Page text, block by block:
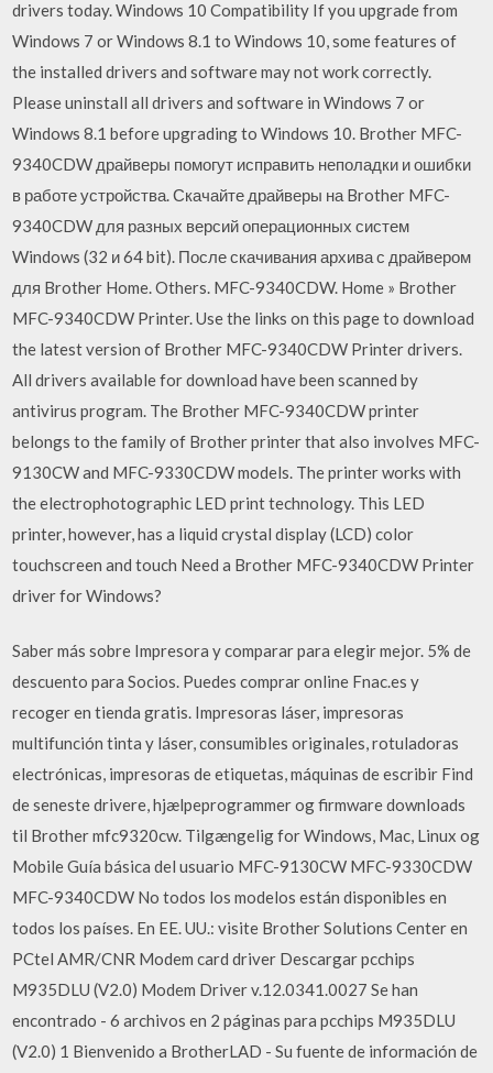
drivers today. Windows 10 Compatibility If you upgrade from
Windows 7 or Windows 8.1 to Windows 10, some features of
the installed drivers and software may not work correctly.
Please uninstall all drivers and software in Windows 7 or
Windows 8.1 before upgrading to Windows 10. Brother MFC-
9340CDW драйверы помогут исправить неполадки и ошибки
в работе устройства. Скачайте драйверы на Brother MFC-
9340CDW для разных версий операционных систем
Windows (32 и 64 bit). После скачивания архива с драйвером
для Brother Home. Others. MFC-9340CDW. Home » Brother
MFC-9340CDW Printer. Use the links on this page to download
the latest version of Brother MFC-9340CDW Printer drivers.
All drivers available for download have been scanned by
antivirus program. The Brother MFC-9340CDW printer
belongs to the family of Brother printer that also involves MFC-
9130CW and MFC-9330CDW models. The printer works with
the electrophotographic LED print technology. This LED
printer, however, has a liquid crystal display (LCD) color
touchscreen and touch Need a Brother MFC-9340CDW Printer
driver for Windows?
Saber más sobre Impresora y comparar para elegir mejor. 5% de
descuento para Socios. Puedes comprar online Fnac.es y
recoger en tienda gratis. Impresoras láser, impresoras
multifunción tinta y láser, consumibles originales, rotuladoras
electrónicas, impresoras de etiquetas, máquinas de escribir Find
de seneste drivere, hjælpeprogrammer og firmware downloads
til Brother mfc9320cw. Tilgængelig for Windows, Mac, Linux og
Mobile Guía básica del usuario MFC-9130CW MFC-9330CDW
MFC-9340CDW No todos los modelos están disponibles en
todos los países. En EE. UU.: visite Brother Solutions Center en
PCtel AMR/­CNR Modem card driver Descargar pcchips
M935DLU (V2.0) Modem Driver v.12.0341.0027 Se han
encontrado - 6 archivos en 2 páginas para pcchips M935DLU
(V2.0) 1 Bienvenido a BrotherLAD - Su fuente de información de